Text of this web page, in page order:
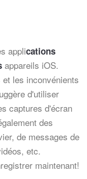
applications
appareils iOS.
les inconvénients
d'utiliser
captures d'écran
des
de messages de
etc.
maintenant!